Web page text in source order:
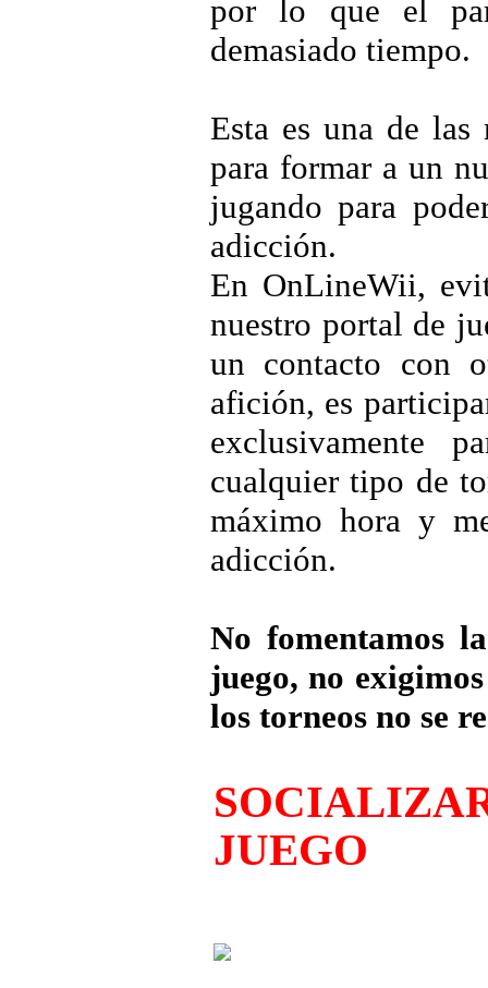
por lo que el
demasiado tiempo.
Esta es una de las
para formar a un
jugando para
adicción.
En OnLineWii,
nuestro portal de
un contacto con
afición, es
exclusivamente
cualquier tipo de
máximo hora y
adicción.
No fomentamos
juego, no
los torneos no se
JUEGO